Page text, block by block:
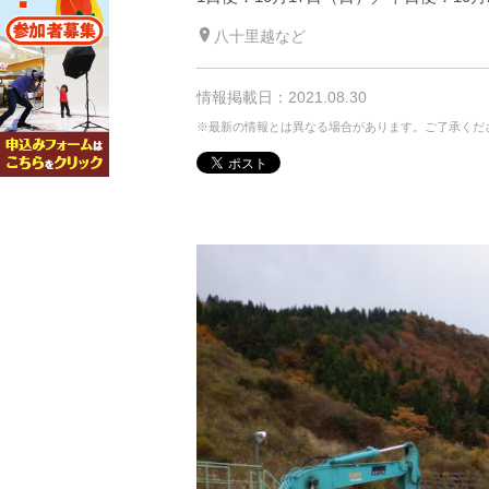
八十里越など
情報掲載日：2021.08.30
※最新の情報とは異なる場合があります。ご了承くだ